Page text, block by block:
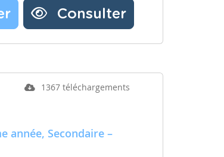
Consulter
1367 téléchargements
année, Secondaire –